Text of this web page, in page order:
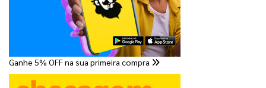
Ganhe 5% OFF na sua primeira compra